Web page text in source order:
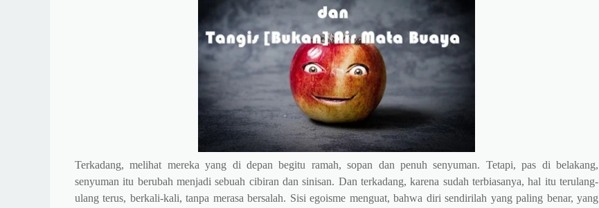
Terkadang, melihat mereka yang di depan begitu ramah, sopan dan penuh senyuman. Tetapi, pas di belakang,
senyuman itu berubah menjadi sebuah cibiran dan sinisan. Dan terkadang, karena sudah terbiasanya, hal itu terulang-
ulang terus, berkali-kali, tanpa merasa bersalah. Sisi egoisme menguat, bahwa diri sendirilah yang paling benar, yang